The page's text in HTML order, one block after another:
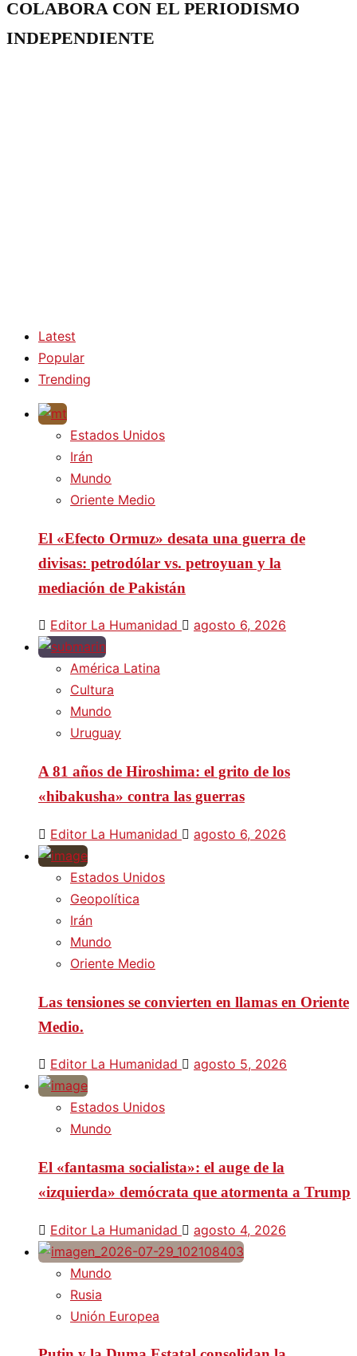
COLABORA CON EL PERIODISMO
INDEPENDIENTE
Latest
Popular
Trending
Estados Unidos
Irán
Mundo
Oriente Medio
El «Efecto Ormuz» desata una guerra de
divisas: petrodólar vs. petroyuan y la
mediación de Pakistán
Editor La Humanidad agosto 6, 2026
América Latina
Cultura
Mundo
Uruguay
A 81 años de Hiroshima: el grito de los
«hibakusha» contra las guerras
Editor La Humanidad agosto 6, 2026
Estados Unidos
Geopolítica
Irán
Mundo
Oriente Medio
Las tensiones se convierten en llamas en Oriente
Medio.
Editor La Humanidad agosto 5, 2026
Estados Unidos
Mundo
El «fantasma socialista»: el auge de la
«izquierda» demócrata que atormenta a Trump
Editor La Humanidad agosto 4, 2026
Mundo
Rusia
Unión Europea